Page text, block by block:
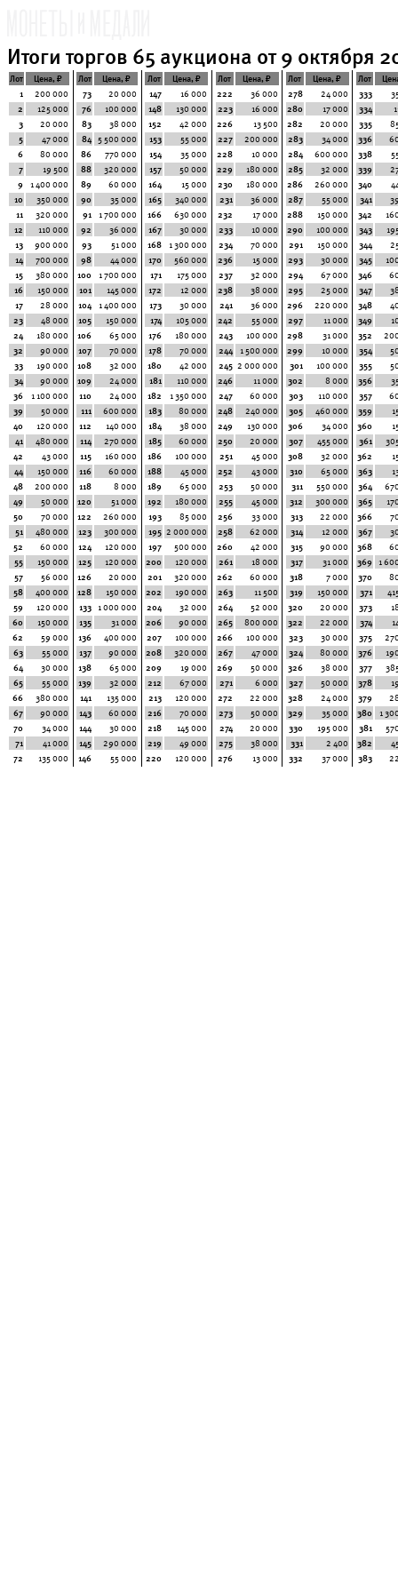
Итоги торгов 65 аукциона от 9 октября
Лот
Цена, ₽
1
200 000
2
125 000
3
20 000
5
47 000
6
80 000
7
19 500
9
1 400 000
10
350 000
11
320 000
12
110 000
13
900 000
14
700 000
15
380 000
16
150 000
17
28 000
23
48 000
24
180 000
32
90 000
33
190 000
34
90 000
36
1 100 000
39
50 000
40
120 000
41
480 000
42
43 000
44
150 000
48
200 000
49
50 000
50
70 000
51
480 000
52
60 000
55
150 000
57
56 000
58
400 000
59
120 000
60
150 000
62
59 000
63
55 000
64
30 000
65
55 000
66
380 000
67
90 000
70
34 000
71
41 000
72
135 000
Лот
Цена, ₽
73
20 000
76
100 000
83
38 000
84 5 500 000
86
770 000
88
320 000
89
60 000
90
35 000
91
1 700 000
92
36 000
93
51 000
98
44 000
100
1 700 000
101
145 000
104
1 400 000
105
150 000
106
65 000
107
70 000
108
32 000
109
24 000
110
24 000
111
600 000
112
140 000
114
270 000
115
160 000
116
60 000
118
8 000
120
51 000
122
260 000
123
300 000
124
120 000
125
120 000
126
20 000
128
150 000
133 1 000 000
135
31 000
136
400 000
137
90 000
138
65 000
139
32 000
141
135 000
143
60 000
144
30 000
145
290 000
146
55 000
Лот
Цена, ₽
147
16 000
148
130 000
152
42 000
153
55 000
154
35 000
157
50 000
164
15 000
165
340 000
166
630 000
167
30 000
168
1 300 000
170
560 000
171
175 000
172
12 000
173
30 000
174
105 000
176
180 000
178
70 000
180
42 000
181
110 000
182
1 350 000
183
80 000
184
38 000
185
60 000
186
100 000
188
45 000
189
65 000
192
180 000
193
85 000
195 2 000 000
197
500 000
200
120 000
201
320 000
202
190 000
204
32 000
206
90 000
207
100 000
208
320 000
209
19 000
212
67 000
213
120 000
216
70 000
218
145 000
219
49 000
220
120 000
Лот
Цена, ₽
222
36 000
223
16 000
226
13 500
227
200 000
228
10 000
229
180 000
230
180 000
231
36 000
232
17 000
233
10 000
234
70 000
236
15 000
237
32 000
238
38 000
241
36 000
242
55 000
243
100 000
244
1 500 000
245 2 000 000
246
11 000
247
60 000
248
240 000
249
130 000
250
20 000
251
45 000
252
43 000
253
50 000
255
45 000
256
33 000
258
62 000
260
42 000
261
18 000
262
60 000
263
11 500
264
52 000
265
800 000
266
100 000
267
47 000
269
50 000
271
6 000
272
22 000
273
50 000
274
20 000
275
38 000
276
13 000
Лот
Цена, ₽
278
24 000
280
17 000
282
20 000
283
34 000
284
600 000
285
32 000
286
260 000
287
55 000
288
150 000
290
100 000
291
150 000
293
30 000
294
67 000
295
25 000
296
220 000
297
11 000
298
31 000
299
10 000
301
100 000
302
8 000
303
110 000
305
460 000
306
34 000
307
455 000
308
32 000
310
65 000
311
550 000
312
300 000
313
22 000
314
12 000
315
90 000
317
31 000
318
7 000
319
150 000
320
20 000
322
22 000
323
30 000
324
80 000
326
38 000
327
50 000
328
24 000
329
35 000
330
195 000
331
2 400
332
37 000
Лот
333
334
335
336
338
339
340
341
342
343
344
345
346
347
348
349
352
354
355
356
357
359
360
361
362
363
364
365
366
367
368
369 1
370
371
373
374
375
376
377
378
379
380
1
381
382
383